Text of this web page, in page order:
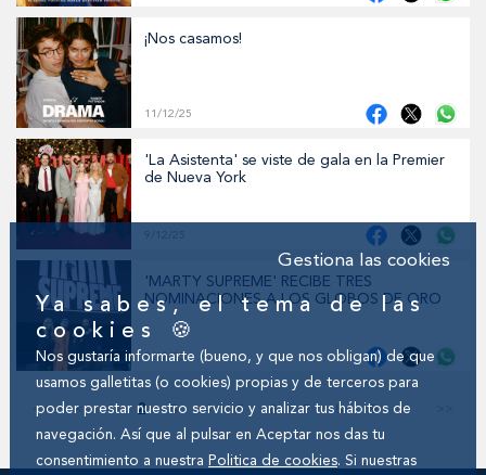
¡Nos casamos!
11/12/25
'La Asistenta' se viste de gala en la Premier
de Nueva York
'MARTY SUPREME' RECIBE TRES
NOMINACIONES A LOS GLOBOS DE ORO
9/12/25
<< < 1 2 3 4 5 6 7 8 9 >
Gestiona las cookies
Ya sabes, el tema de las
cookies 🍪
Nos gustaría informarte (bueno, y que nos obligan) de que
usamos galletitas (o cookies) propias y de terceros para
poder prestar nuestro servicio y analizar tus hábitos de
navegación. Así que al pulsar en Aceptar nos das tu
consentimiento a nuestra Politica de cookies. Si nuestras